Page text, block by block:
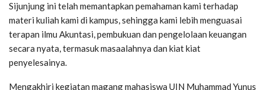
Sijunjung ini telah memantapkan pemahaman kami terhadap
materi kuliah kami di kampus, sehingga kami lebih menguasai
terapan ilmu Akuntasi, pembukuan dan pengelolaan keuangan
secara nyata, termasuk masaalahnya dan kiat kiat
penyelesainya.
Mengakhiri kegiatan magang mahasiswa UIN Muhammad Yunus